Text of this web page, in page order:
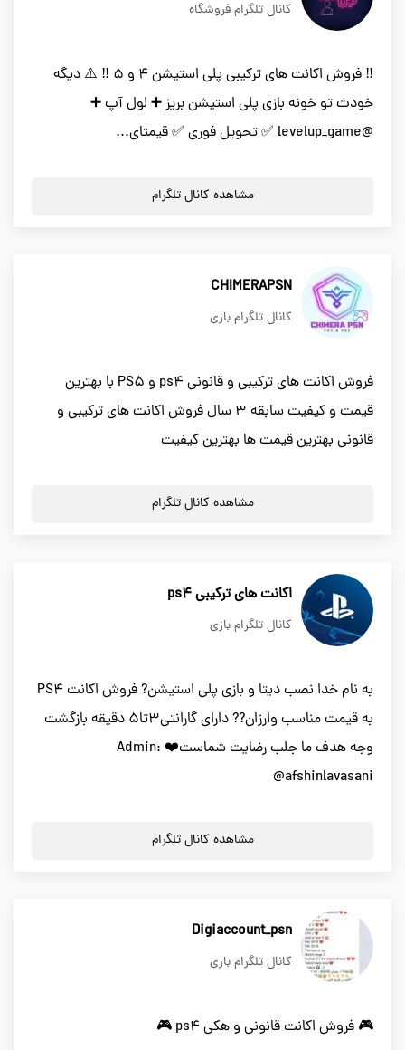
کانال تلگرام فروشگاه
‼️ فروش اکانت های ترکیبی پلی استیشن 4 و 5 ‼️ ⚠️ دیگه
خودت تو خونه بازی پلی استیشن بریز ➕ لول آپ ➕
@levelup_game ✅ تحویل فوری ✅ قیمتای...
مشاهده کانال تلگرام
CHIMERAPSN
کانال تلگرام بازی
فروش اکانت های ترکیبی و قانونی ps4 و PS5 با بهترین
قیمت و کیفیت سابقه ۳ سال فروش اکانت های ترکیبی و
قانونی بهترین قیمت ها بهترین کیفیت
مشاهده کانال تلگرام
اکانت های ترکیبی ps4
کانال تلگرام بازی
به نام خدا نصب ديتا و بازى پلى استيشن? فروش اكانت PS4
به قيمت مناسب وارزان?? داراى گارانتى3تا5 دقيقه بازگشت
وجه هدف ما جلب رضايت شماست❤️ Admin:
@afshinlavasani
مشاهده کانال تلگرام
Digiaccount_psn
کانال تلگرام بازی
🎮 فروش اکانت قانونی و هکی ps4 🎮